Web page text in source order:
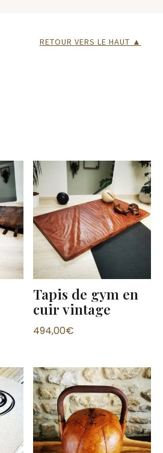
RETOUR VERS LE HAUT ▲
Tapis de gym en
cuir vintage
494,00€